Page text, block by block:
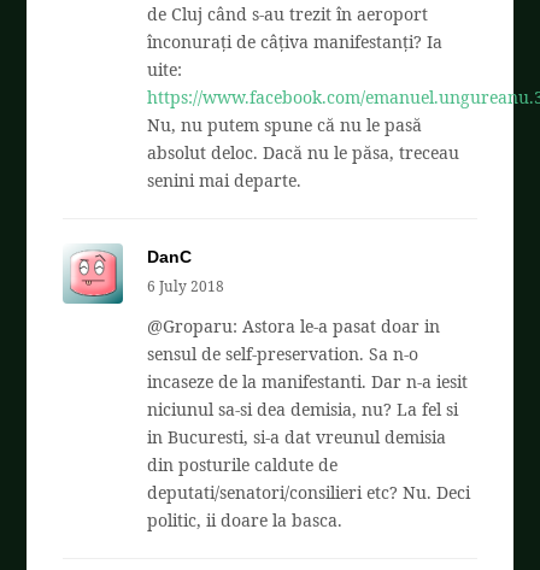
de Cluj când s-au trezit în aeroport
înconurați de câțiva manifestanți? Ia
uite:
https://www.facebook.com/
Nu, nu putem spune că nu le pasă
absolut deloc. Dacă nu le păsa, treceau
senini mai departe.
DanC
6 July 2018
@Groparu: Astora le-a pasat doar in
sensul de self-preservation. Sa n-o
incaseze de la manifestanti. Dar n-a iesit
niciunul sa-si dea demisia, nu? La fel si
in Bucuresti, si-a dat vreunul demisia
din posturile caldute de
deputati/senatori/consilieri etc? Nu. Deci
politic, ii doare la basca.